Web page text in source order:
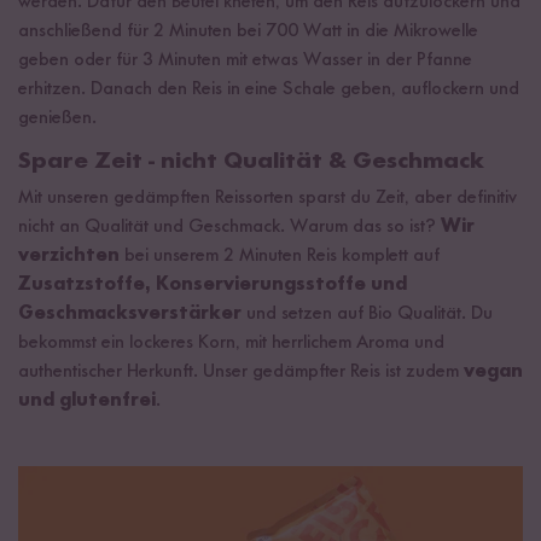
anschließend für 2 Minuten bei 700 Watt in die Mikrowelle
geben oder für 3 Minuten mit etwas Wasser in der Pfanne
erhitzen. Danach den Reis in eine Schale geben, auflockern und
genießen.
Spare Zeit - nicht Qualität & Geschmack
Mit unseren gedämpften Reissorten sparst du Zeit, aber definitiv
nicht an Qualität und Geschmack. Warum das so ist? Wir
verzichten bei unserem 2 Minuten Reis komplett auf
Zusatzstoffe, Konservierungsstoffe und
Geschmacksverstärker und setzen auf Bio Qualität. Du
bekommst ein lockeres Korn, mit herrlichem Aroma und
authentischer Herkunft. Unser gedämpfter Reis ist zudem vegan
und glutenfrei.